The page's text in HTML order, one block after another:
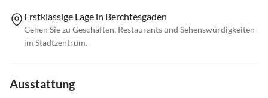
Erstklassige Lage in Berchtesgaden
Gehen Sie zu Geschäften, Restaurants und Sehenswürdigkeiten
im Stadtzentrum.
Ausstattung